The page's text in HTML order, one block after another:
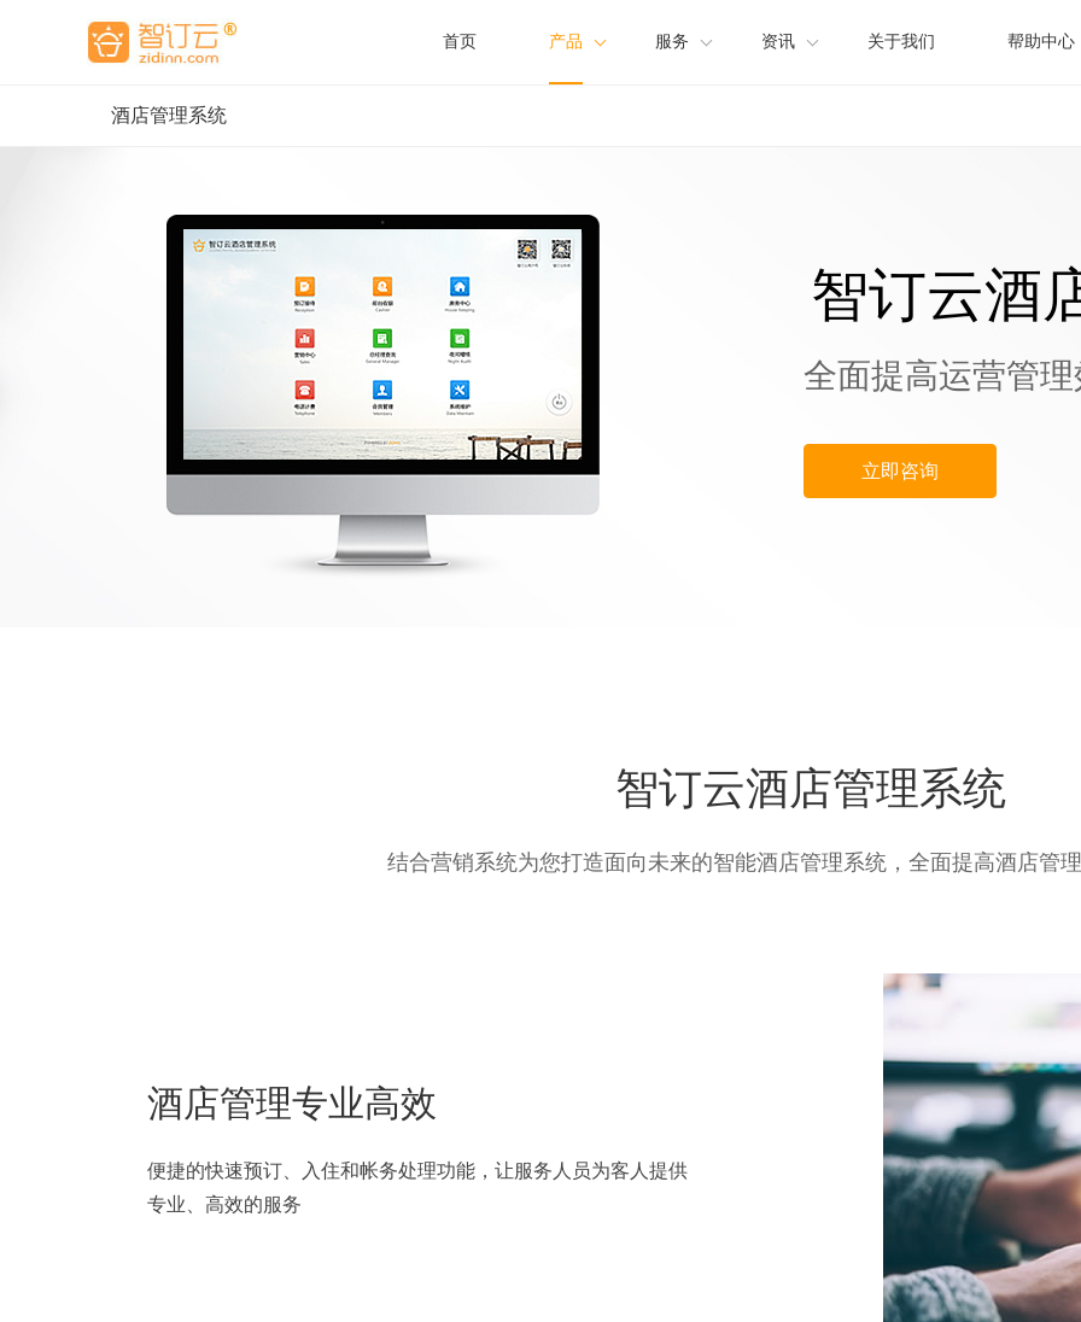
首页 产品
惠直订
服务 资讯 关于我们 帮助中心
酒店管理系统
智订云酒
全面提高运营管
立即咨询
智订云酒店管理系统
结合营销系统为您打造面向未来的智能酒店管理系统，全面提高酒店管
酒店管理专业高效
便捷的快速预订、入住和帐务处理功能，让服务人员为客人提供
专业、高效的服务